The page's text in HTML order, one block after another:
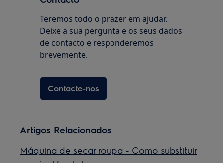
Teremos todo o prazer em ajudar.
Deixe a sua pergunta e os seus dados
de contacto e responderemos
brevemente.
Contacte-nos
Artigos Relacionados
Máquina de secar roupa - Como substituir